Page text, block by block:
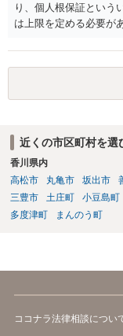
り、個人根保証という
は上限を定める必要が
り、会社側は請求でき
近くの市区町村を選
香川県内
高松市
丸亀市 坂出市
三豊市
土庄町 小豆島町
多度津町
まんのう町
ココナラ法律相談につい